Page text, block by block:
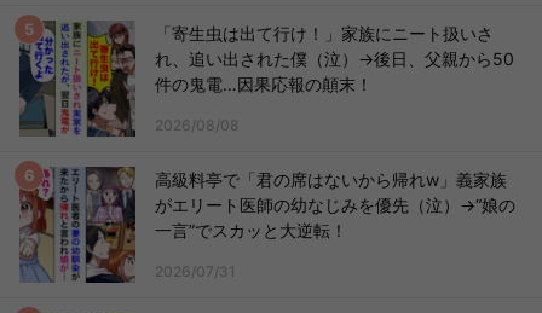
「寄生虫は出て行け！」家族にニート扱いさ
れ、追い出された僕（泣）→後日、父親から50
件の鬼電…因果応報の顛末！
2026/08/08
高級料亭で「君の席はないから帰れw」義家族
がエリート医師の幼なじみを優先（泣）→“娘の
一言”でスカッと大逆転！
2026/07/31